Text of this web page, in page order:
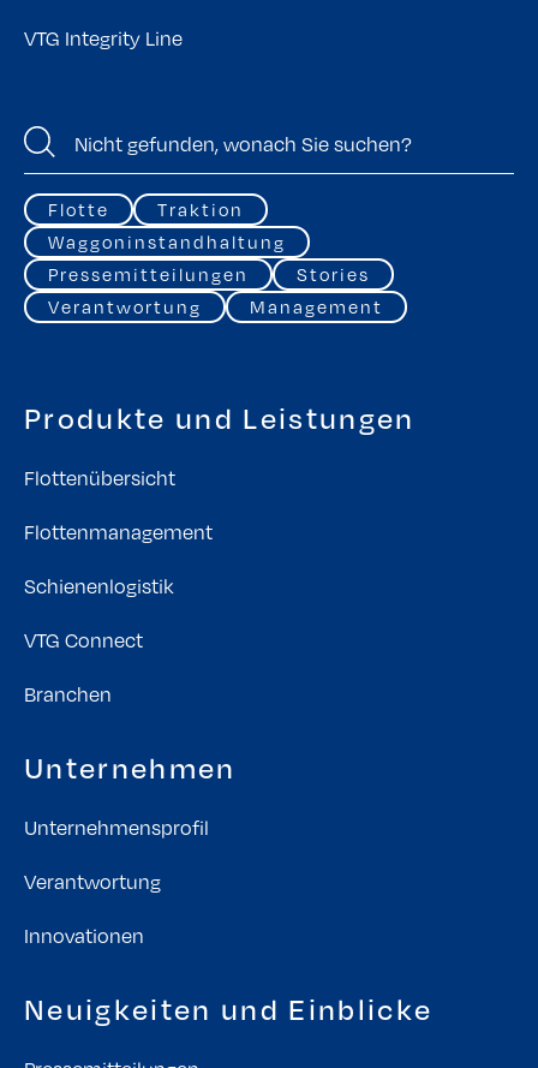
VTG Integrity Line
Flotte
Traktion
Waggoninstandhaltung
Pressemitteilungen
Stories
Verantwortung
Management
Produkte und Leistungen
Flottenübersicht
Flottenmanagement
Schienenlogistik
VTG Connect
Branchen
Unternehmen
Unternehmensprofil
Verantwortung
Innovationen
Neuigkeiten und Einblicke